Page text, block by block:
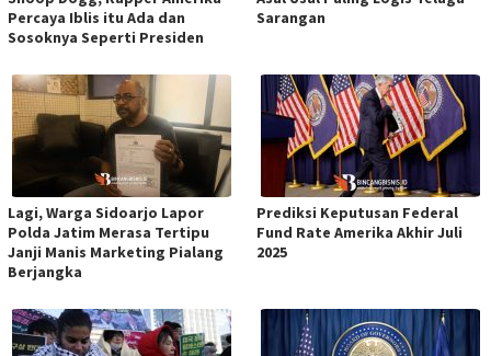
Percaya Iblis itu Ada dan
Sosoknya Seperti Presiden
Sarangan
Lagi, Warga Sidoarjo Lapor
Polda Jatim Merasa Tertipu
Janji Manis Marketing Pialang
Berjangka
Prediksi Keputusan Federal
Fund Rate Amerika Akhir Juli
2025